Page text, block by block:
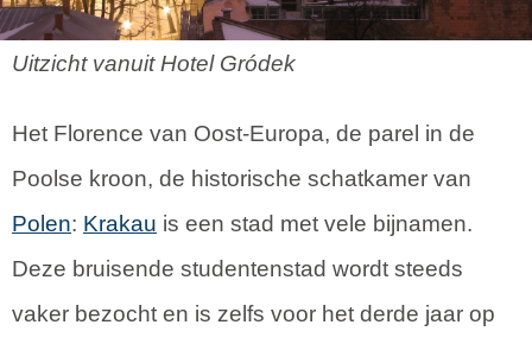
Uitzicht vanuit Hotel Gródek
Het Florence van Oost-Europa, de parel in de
Poolse kroon, de historische schatkamer van
Polen: Krakau is een stad met vele bijnamen.
Deze bruisende studentenstad wordt steeds
vaker bezocht en is zelfs voor het derde jaar op